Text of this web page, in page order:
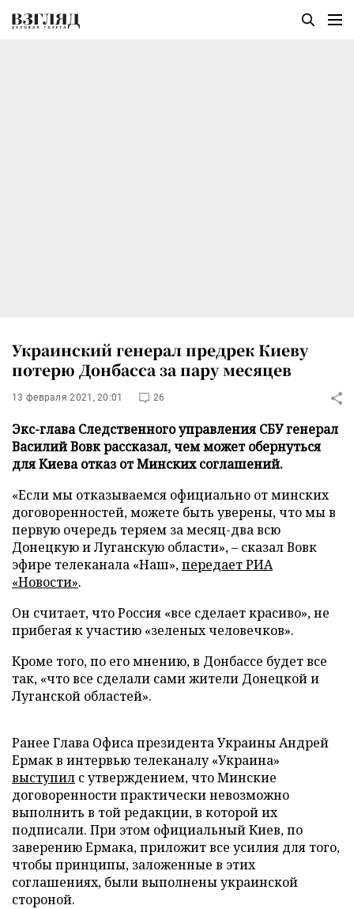
Украинский генерал предрек Киеву
потерю Донбасса за пару месяцев
13 февраля 2021, 20:01 26
Экс-глава Следственного управления СБУ генерал
Василий Вовк рассказал, чем может обернуться
для Киева отказ от Минских соглашений.
«Если мы отказываемся официально от минских
договоренностей, можете быть уверены, что мы в
первую очередь теряем за месяц-два всю
Донецкую и Луганскую области», – сказал Вовк
эфире телеканала «Наш»,передаетРИА
«Новости».
Он считает, что Россия «все сделает красиво», не
прибегая к участию «зеленых человечков».
Кроме того, по его мнению, в Донбассе будет все
так, «что все сделали сами жители Донецкой и
Луганской областей».
Ранее Глава Офиса президента Украины Андрей
Ермак в интервью телеканалу «Украина»
выступил с утверждением, что Минские
договоренности практически невозможно
выполнить в той редакции, в которой их
подписали. При этом официальный Киев, по
заверению Ермака, приложит все усилия для того,
чтобы принципы, заложенные в этих
соглашениях, были выполнены украинской
стороной.